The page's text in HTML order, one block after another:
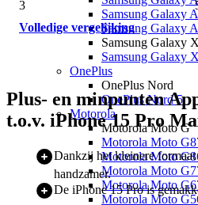
Samsung Galaxy
Samsung Galaxy
Samsung Galaxy X
Samsung Galaxy
OnePlus
OnePlus Nord
OnePlus Nord 5
Motorola
Motorola Moto G
Motorola Moto
Motorola Moto
Motorola Moto
Motorola Moto
Motorola Moto
3
Volledige vergelijking
Plus- en minpunten
t.o.v. iPhone 15 Pro
Dankzij het kleinere
handzamer.
De iPhone 15 Pro is